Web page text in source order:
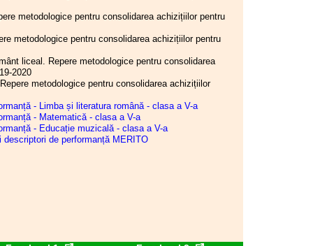
29.04.2026
Județul Hunedoara - Biroul
Hunedoara
29.04.2026
C.N.S.L.R. Frăția Hunedoara
29.04.2026
Consiliul de administrație al
metodologice pentru consolidarea achizițiilor pentru
metodologice pentru consolidarea achizițiilor pentru
liceal. Repere metodologice pentru consolidarea
2020
metodologice pentru consolidarea achizițiilor
- Limba și literatura română - clasa a V-a
- Matematică - clasa a V-a
- Educație muzicală - clasa a V-a
descriptori de performanță MERITO